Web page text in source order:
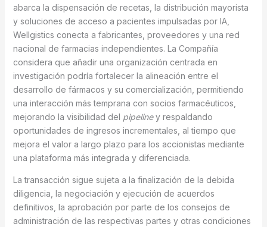
abarca la dispensación de recetas, la distribución mayorista
y soluciones de acceso a pacientes impulsadas por IA,
Wellgistics conecta a fabricantes, proveedores y una red
nacional de farmacias independientes. La Compañía
considera que añadir una organización centrada en
investigación podría fortalecer la alineación entre el
desarrollo de fármacos y su comercialización, permitiendo
una interacción más temprana con socios farmacéuticos,
mejorando la visibilidad del pipeliney respaldando
oportunidades de ingresos incrementales, al tiempo que
mejora el valor a largo plazo para los accionistas mediante
una plataforma más integrada y diferenciada.
La transacción sigue sujeta a la finalización de la debida
diligencia, la negociación y ejecución de acuerdos
definitivos, la aprobación por parte de los consejos de
administración de las respectivas partes y otras condiciones